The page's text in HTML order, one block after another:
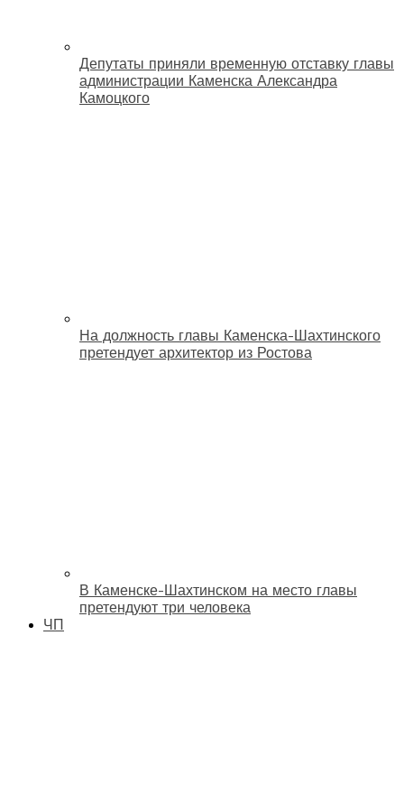
Депутаты приняли временную отставку главы
администрации Каменска Александра
Камоцкого
На должность главы Каменска-Шахтинского
претендует архитектор из Ростова
В Каменске-Шахтинском на место главы
претендуют три человека
ЧП